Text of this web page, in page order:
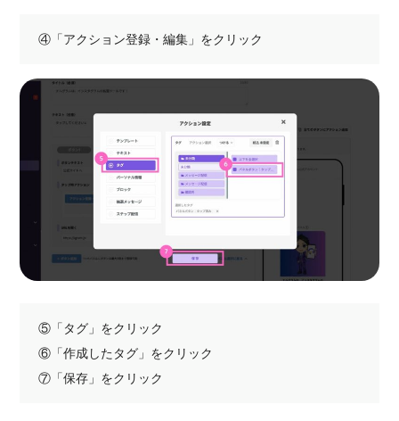
④「アクション登録・編集」をクリック
⑤「タグ」をクリック
⑥「作成したタグ」をクリック
⑦「保存」をクリック